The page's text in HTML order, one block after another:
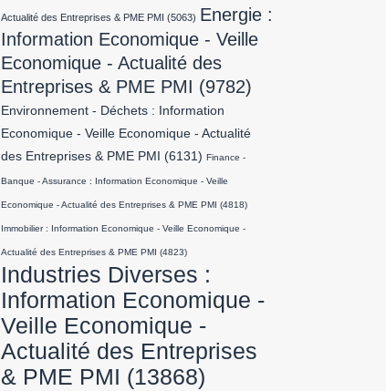
Actualité des Entreprises & PME PMI (5063) Energie :
Information Economique - Veille
Economique - Actualité des
Entreprises & PME PMI (9782)
Environnement - Déchets : Information
Economique - Veille Economique - Actualité
des Entreprises & PME PMI
(6131) Finance -
Banque - Assurance : Information Economique - Veille
Economique - Actualité des Entreprises & PME PMI (4818)
Immobilier : Information Economique - Veille Economique -
Actualité des Entreprises & PME PMI (4823)
Industries Diverses :
Information Economique -
Veille Economique -
Actualité des Entreprises
& PME PMI (13868)